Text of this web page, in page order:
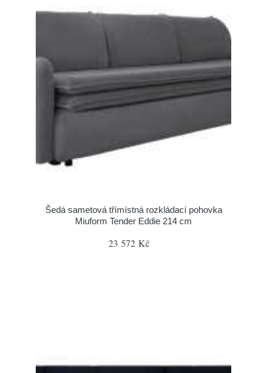
Šedá sametová třímístná rozkládací pohovka
Miuform Tender Eddie 214 cm
23 572 Kč